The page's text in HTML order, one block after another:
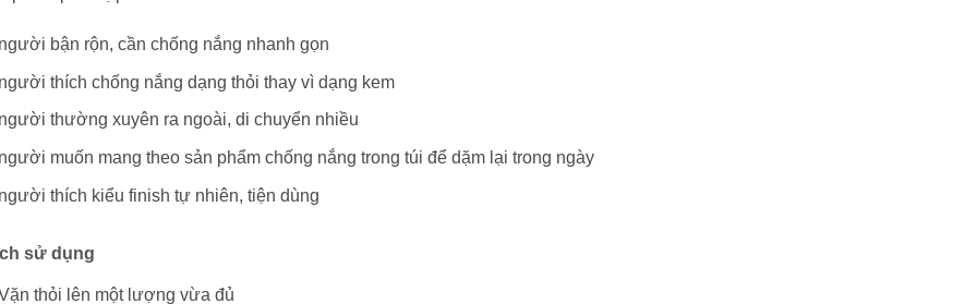
người bận rộn, cần chống nắng nhanh gọn
người thích chống nắng dạng thỏi thay vì dạng kem
người thường xuyên ra ngoài, di chuyển nhiều
người muốn mang theo sản phẩm chống nắng trong túi để dặm lại trong ngày
người thích kiểu finish tự nhiên, tiện dùng
sử dụng
thỏi lên một lượng vừa đủ